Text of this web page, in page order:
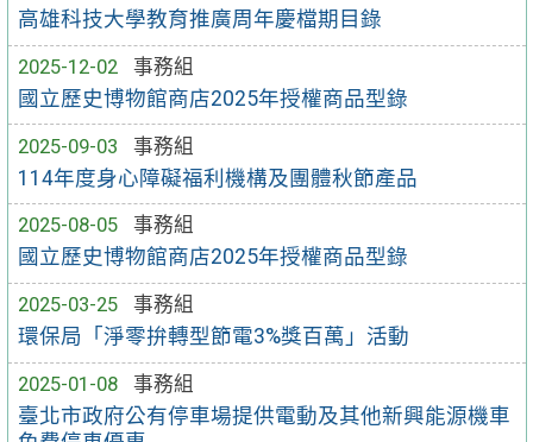
高雄科技大學教育推廣周年慶檔期目錄
2025-12-02
事務組
國立歷史博物館商店2025年授權商品型錄
2025-09-03
事務組
114年度身心障礙福利機構及團體秋節產品
2025-08-05
事務組
國立歷史博物館商店2025年授權商品型錄
2025-03-25
事務組
環保局「淨零拚轉型節電3%獎百萬」活動
2025-01-08
事務組
臺北市政府公有停車場提供電動及其他新興能源機車